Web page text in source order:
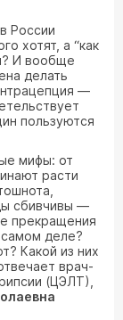
России
хотят, а “как
И вообще
делать
—
пользуются
мифы: от
расти
сбивчивы —
прекращения
деле?
Какой из них
врач-
(ЦЭЛТ),